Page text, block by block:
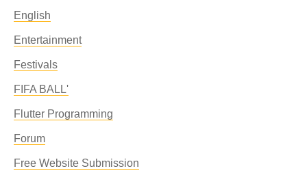
English
Entertainment
Festivals
FIFA BALL'
Flutter Programming
Forum
Free Website Submission